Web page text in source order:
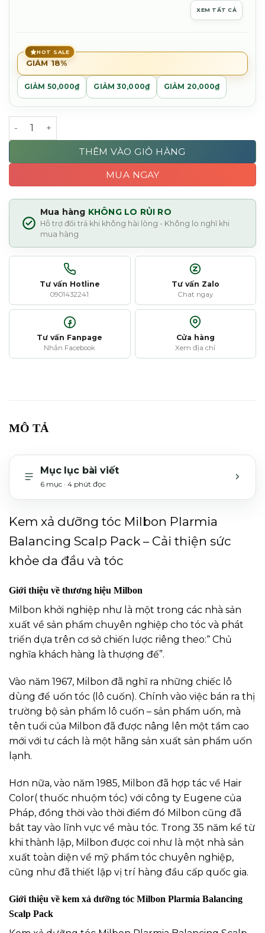
390,000₫.
XEM TẤT CẢ
HOT SALE
GIẢM 18%
GIẢM 50,000₫ GIẢM 30,000₫ GIẢM 20,000₫
Kem xả dưỡng tóc Milbon Plarmia Balancing Scalp
THÊM VÀO GIỎ HÀNG
MUA NGAY
Mua hàng KHÔNG LO RỦI RO
Hỗ trợ đổi trả khi không hài lòng - Không lo nghĩ khi
mua hàng
Tư vấn Hotline
0901432241
Tư vấn Zalo
Chat ngay
Tư vấn Fanpage
Nhắn Facebook
Cửa hàng
Xem địa chỉ
MÔ TẢ
Mục lục bài viết
6 mục · 4 phút đọc
Kem xả dưỡng tóc Milbon Plarmia
Balancing Scalp Pack – Cải thiện sức
khỏe da đầu và tóc
Giới thiệu về thương hiệu Milbon
Milbon khởi nghiệp như là một trong các nhà sản
xuất về sản phẩm chuyên nghiệp cho tóc và phát
triển dựa trên cơ sở chiến lược riêng theo:“ Chủ
nghĩa khách hàng là thượng đế”.
Vào năm 1967, Milbon đã nghĩ ra những chiếc lô
dùng để uốn tóc (lô cuốn). Chính vào việc bán ra thị
trường bộ sản phẩm lô cuốn – sản phẩm uốn, mà
tên tuổi của Milbon đã được nâng lên một tầm cao
mới với tư cách là một hãng sản xuất sản phẩm uốn
lạnh.
Hơn nữa, vào năm 1985, Milbon đã hợp tác về Hair
Color( thuốc nhuộm tóc) với công ty Eugene của
Pháp, đồng thời vào thời điểm đó Milbon cũng đã
bắt tay vào lĩnh vực về màu tóc. Trong 35 năm kể từ
khi thành lập, Milbon được coi như là một nhà sản
xuất toàn diện về mỹ phẩm tóc chuyên nghiệp,
cũng như đã thiết lập vị trí hàng đầu cấp quốc gia.
Giới thiệu về kem xả dưỡng tóc Milbon Plarmia Balancing
Scalp Pack